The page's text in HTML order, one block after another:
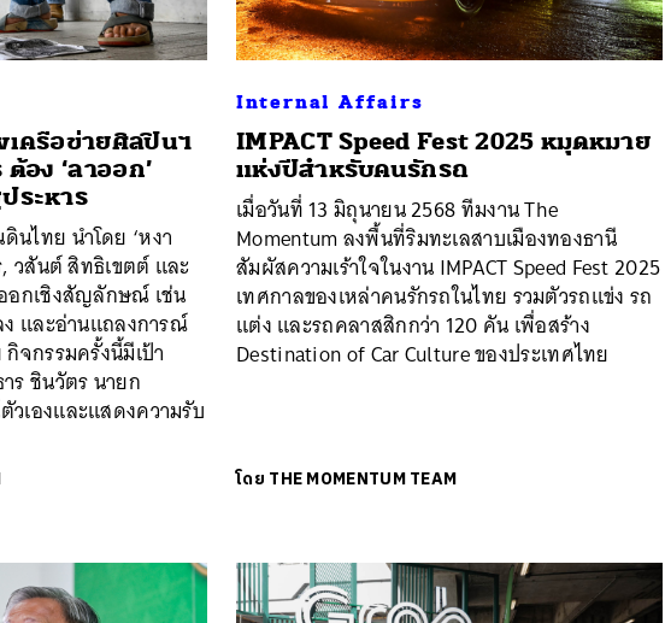
ครือข่ายศิลปินฯ
อง ‘ลาออก’
ระหาร
นไทย นำโดย ‘หงา
วสันต์ สิทธิเขตต์ และ
อกเชิงสัญลักษณ์ เช่น
ง และอ่านแถลงการณ์
จกรรมครั้งนี้มีเป้า
ร ชินวัตร นายก
เองและแสดงความรับ
Internal Affairs
IMPACT Speed Fest 2025 หมุดหมาย
แห่งปีสำหรับคนรักรถ
เมื่อวันที่ 13 มิถุนายน 2568 ทีมงาน The
Momentum ลงพื้นที่ริมทะเลสาบเมืองทองธานี
สัมผัสความเร้าใจในงาน IMPACT Speed Fest 2025
เทศกาลของเหล่าคนรักรถในไทย รวมตัวรถแข่ง รถ
แต่ง และรถคลาสสิกกว่า 120 คัน เพื่อสร้าง
Destination of Car Culture ของประเทศไทย
โดย THE MOMENTUM TEAM